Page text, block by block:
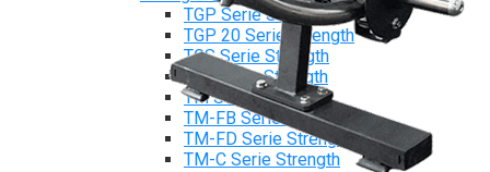
TGP Serie Strength
TGP 20 Serie Strength
TGS Serie Strength
TGF Serie Strength
TM Serie Strength
TM-FB Serie Strength
TM-FD Serie Strength
TM-C Serie Strength